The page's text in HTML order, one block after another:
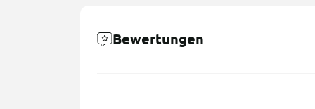
Bewertungen